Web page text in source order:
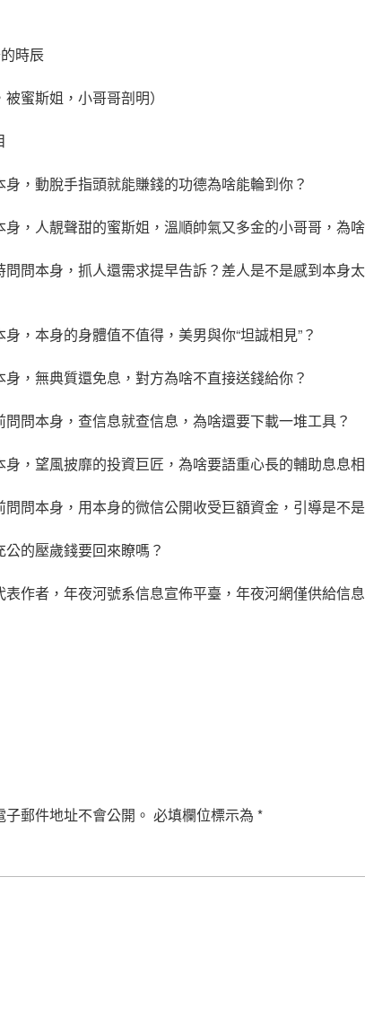
時辰
被蜜斯姐，小哥哥剖明）
，動脫手指頭就能賺錢的功德為啥能輪到你？
，人靚聲甜的蜜斯姐，溫順帥氣又多金的小哥哥，為
問問本身，抓人還需求提早告訴？差人是不是感到本身
，本身的身體值不值得，美男與你“坦誠相見”？
，無典質還免息，對方為啥不直接送錢給你？
問本身，查信息就查信息，為啥還要下載一堆工具？
，望風披靡的投資巨匠，為啥要語重心長的輔助息息
問本身，用本身的微信公開收受巨額資金，引導是不
的壓歲錢要回來瞭嗎？
作者，年夜河號系信息宣佈平臺，年夜河網僅供給信
郵件地址不會公開。 必填欄位標示為 *